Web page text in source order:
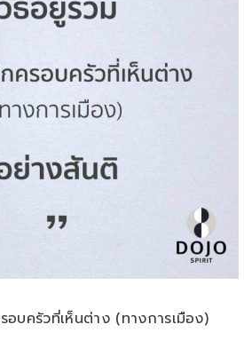
บครัวที่เห็นต่าง (ทางการเมือง)